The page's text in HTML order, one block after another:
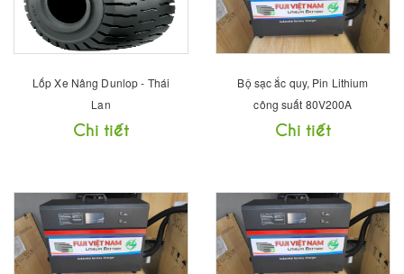
Lốp Xe Nâng Dunlop - Thái
Lan
Chi tiết
Bộ sạc ắc quy, Pin Lithium
công suất 80V200A
Chi tiết